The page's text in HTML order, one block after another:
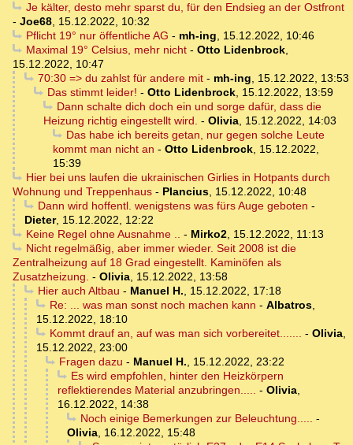
Je kälter, desto mehr sparst du, für den Endsieg an der Ostfront
- Joe68, 15.12.2022, 10:32
Pflicht 19° nur öffentliche AG - mh-ing, 15.12.2022, 10:46
Maximal 19° Celsius, mehr nicht- Otto Lidenbrock,
15.12.2022, 10:47
70:30 => du zahlst für andere mit- mh-ing, 15.12.2022, 13:53
Das stimmt leider! - Otto Lidenbrock, 15.12.2022, 13:59
Dann schalte dich doch ein und sorge dafür, dass die
Heizung richtig eingestellt wird. - Olivia, 15.12.2022, 14:03
Das habe ich bereits getan, nur gegen solche Leute
kommt man nicht an - Otto Lidenbrock, 15.12.2022,
15:39
Hier bei uns laufen die ukrainischen Girlies in Hotpants durch
Wohnung und Treppenhaus - Plancius, 15.12.2022, 10:48
Dann wird hoffentl. wenigstens was fürs Auge geboten -
Dieter, 15.12.2022, 12:22
Keine Regel ohne Ausnahme .. - Mirko2, 15.12.2022, 11:13
Nicht regelmäßig, aber immer wieder. Seit 2008 ist die
Zentralheizung auf 18 Grad eingestellt. Kaminöfen als
Zusatzheizung. - Olivia, 15.12.2022, 13:58
Hier auch Altbau - Manuel H., 15.12.2022, 17:18
Re: ... was man sonst noch machen kann - Albatros,
15.12.2022, 18:10
Kommt drauf an, auf was man sich vorbereitet....... - Olivia,
15.12.2022, 23:00
Fragen dazu - Manuel H., 15.12.2022, 23:22
Es wird empfohlen, hinter den Heizkörpern
reflektierendes Material anzubringen..... - Olivia,
16.12.2022, 14:38
Noch einige Bemerkungen zur Beleuchtung..... -
Olivia, 16.12.2022, 15:48